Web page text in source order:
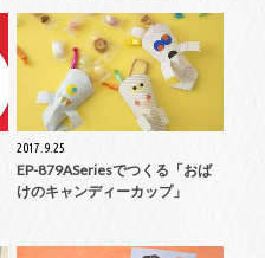
2017.9.25
EP-879ASeriesでつくる「おば
けのキャンディーカップ」